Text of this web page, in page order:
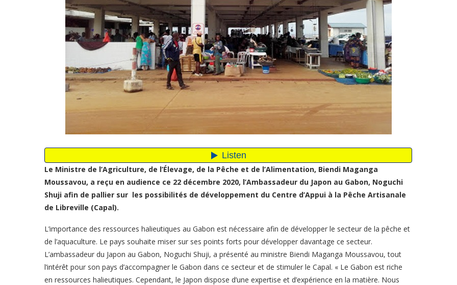
Le Ministre de l’Agriculture, de l’Élevage, de la Pêche et de l’Alimentation, Biendi Maganga
Moussavou, a reçu en audience ce 22 décembre 2020, l’Ambassadeur du Japon au Gabon, Noguchi
Shuji afin de pallier sur les possibilités de développement du Centre d’Appui à la Pêche Artisanale
de Libreville (Capal).
L’importance des ressources halieutiques au Gabon est nécessaire afin de développer le secteur de la pêche et
de l’aquaculture. Le pays souhaite miser sur ses points forts pour développer davantage ce secteur.
L’ambassadeur du Japon au Gabon, Noguchi Shuji, a présenté au ministre Biendi Maganga Moussavou, tout
l’intérêt pour son pays d’accompagner le Gabon dans ce secteur et de stimuler le Capal. « Le Gabon est riche
en ressources halieutiques. Cependant, le Japon dispose d’une expertise et d’expérience en la matière. Nous